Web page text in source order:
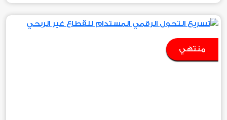
منتهي